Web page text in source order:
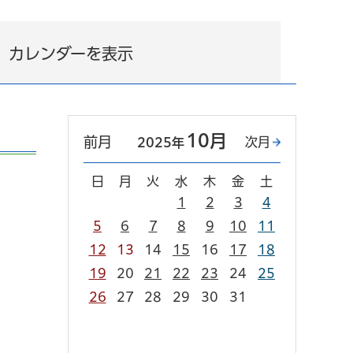
カレンダーを表示
2025年 10月
前月 次月
日 月 火 水 木 金
土
1
2 3
4
5
6 7 8 9 10
11
12
13 14 15 16 17
18
19
20 21 22 23 24
25
26
27 28 29 30 31